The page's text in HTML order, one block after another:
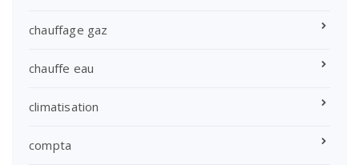
chauffage gaz
chauffe eau
climatisation
compta